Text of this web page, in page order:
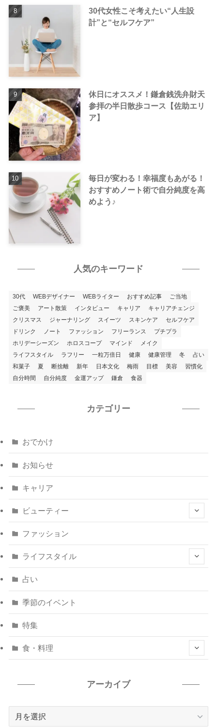
30代女性こそ考えたい“人生設
計”と“セルフケア”
休日にオススメ！鎌倉銭洗弁財天
参拝の半日散歩コース【佐助エリ
ア】
毎日が変わる！幸福度もあがる！
おすすめノート術で自分純度を高
めよう♪
人気のキーワード
30代 WEBデザイナー WEBライター おすすめ記事
ご当地
ご褒美
アート散策 インタビュー キャリア
キャリアチェンジ
クリスマス
ジャーナリング スイーツ スキンケア
セルフケア
ドリンク
ノート ファッション フリーランス
プチプラ
ホリデーシーズン
ホロスコープ マインド
メイク
ライフスタイル
ラフリー 一粒万倍日 健康 健康管理 冬
占い
和菓子
夏 断捨離 新年 日本文化 梅雨 目標 美容
習慣化
自分時間
自分純度 金運アップ 鎌倉 食器
カテゴリー
おでかけ
お知らせ
キャリア
ビューティー
ファッション
ライフスタイル
占い
季節のイベント
特集
食・料理
アーカイブ